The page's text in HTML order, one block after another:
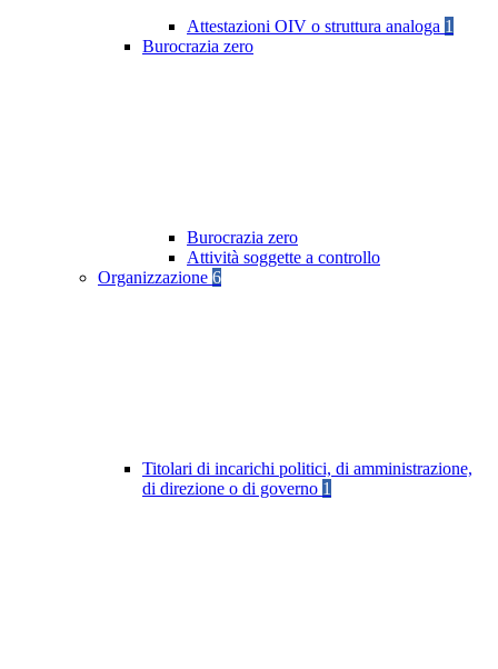
Attestazioni OIV o struttura analoga 1
Burocrazia zero
Burocrazia zero
Attività soggette a controllo
Organizzazione 6
Titolari di incarichi politici, di amministrazione,
di direzione o di governo 1